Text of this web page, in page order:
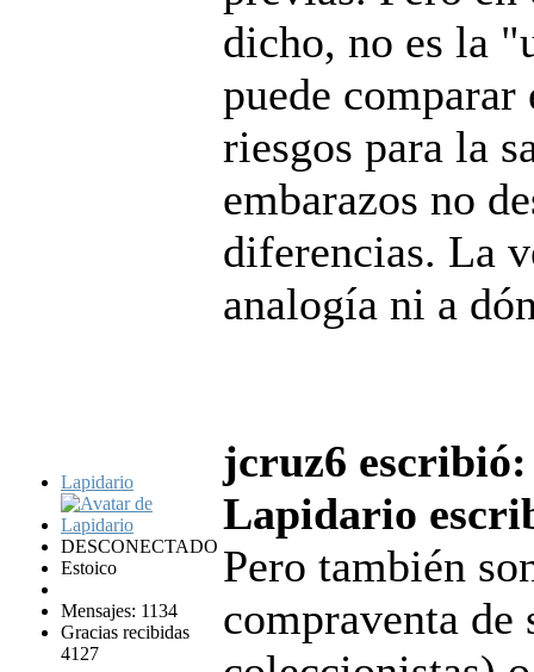
Lapidario
DESCONECTADO
Estoico
Mensajes: 1134
Gracias recibidas
4127
dicho, no es la
puede comparar
riesgos para la
embarazos no
diferencias. La
analogía ni a
jcruz6 escribió:
Lapidario
Pero también
compraventa de